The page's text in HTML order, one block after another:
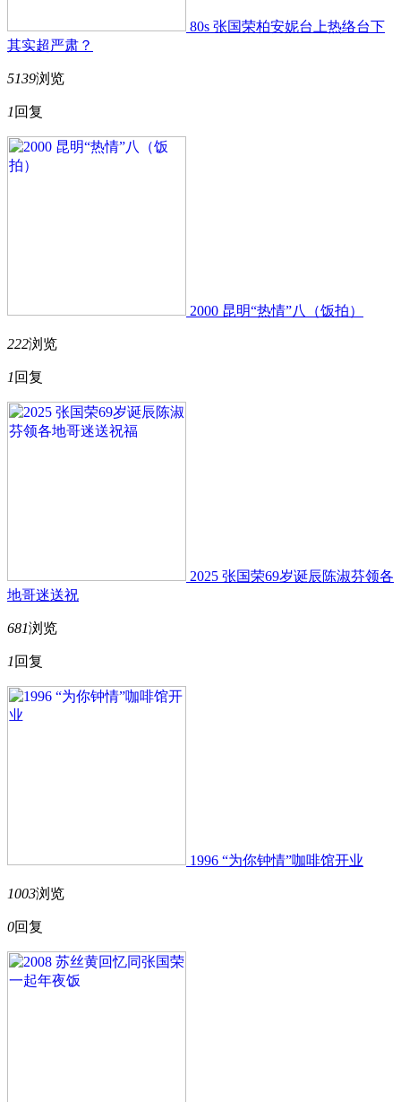
80s 张国荣柏安妮台上热络台下
其实超严肃？
5139浏览
1 回复
2000 昆明“热情”八（饭拍）
222浏览
1 回复
2025 张国荣69岁诞辰陈淑芬领各
地哥迷送祝
681浏览
1 回复
1996 “为你钟情”咖啡馆开业
1003浏览
0回复